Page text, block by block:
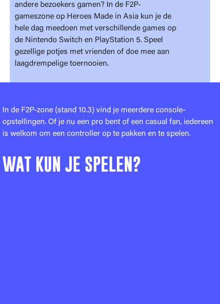
andere bezoekers gamen? In de F2P-
gameszone op Heroes Made in Asia kun je de
hele dag meedoen met verschillende games op
de Nintendo Switch en PlayStation 5. Speel
gezellige potjes met vrienden of doe mee aan
laagdrempelige toernooien.
In de F2P-zone (stand 10.3) vind je meerdere console-
opstellingen. Of je nu een pro bent of een casual fan, iedereen
is welkom om een controller op te pakken en te spelen.
WAT KUN JE SPELEN?